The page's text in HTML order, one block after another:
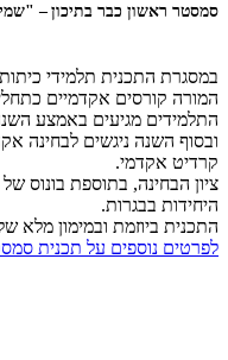
סמסטר ראשון כבר בתיכון –
במסגרת התכנית תלמידי כיתות
המורה קורסים אקדמיים
התלמידים מגיעים באמצע
ובסוף השנה ניגשים לבחינה
קרדיט אקדמי.
ציון הבחינה, בתוספת בונוס
היחידות בבגרות.
התכנית ביוזמת ובמימון מלא
לפרטים נוספים על תכנית